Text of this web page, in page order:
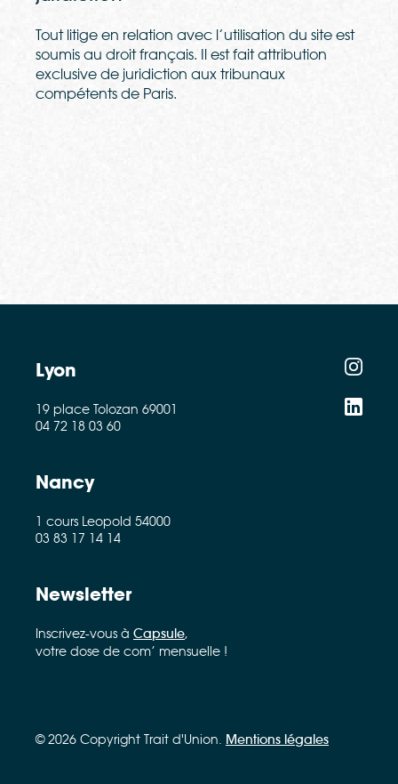
Tout litige en relation avec l’utilisation du site est
soumis au droit français. Il est fait attribution
exclusive de juridiction aux tribunaux
compétents de Paris.
Lyon
19 place Tolozan 69001
04 72 18 03 60
Nancy
1 cours Leopold 54000
03 83 17 14 14
Newsletter
Inscrivez-vous à Capsule,
votre dose de com’ mensuelle !
© 2026 Copyright Trait d'Union. Mentions légales